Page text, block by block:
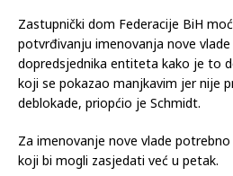
okončavši višemjesečnu krizu koju je
demokratske akcije (SDA).
Zastupnički dom Federacije BiH
potvrđivanju imenovanja nove vlade
koji se pokazao manjkavim jer nije
deblokade, priopćio je Schmidt.